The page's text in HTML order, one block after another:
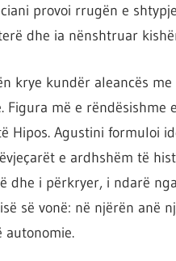
provoi rrugën e
dhe ia nënshtruar
krye kundër aleancës
Figura më e
Hipos. Agustini formuloi
e ardhshëm të
dhe i përkryer, i ndarë
së vonë: në njërën anë
autonomie.